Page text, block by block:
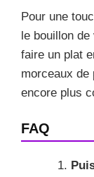
Pour une
le bouillon
faire un plat
morceaux de
encore plus
FAQ